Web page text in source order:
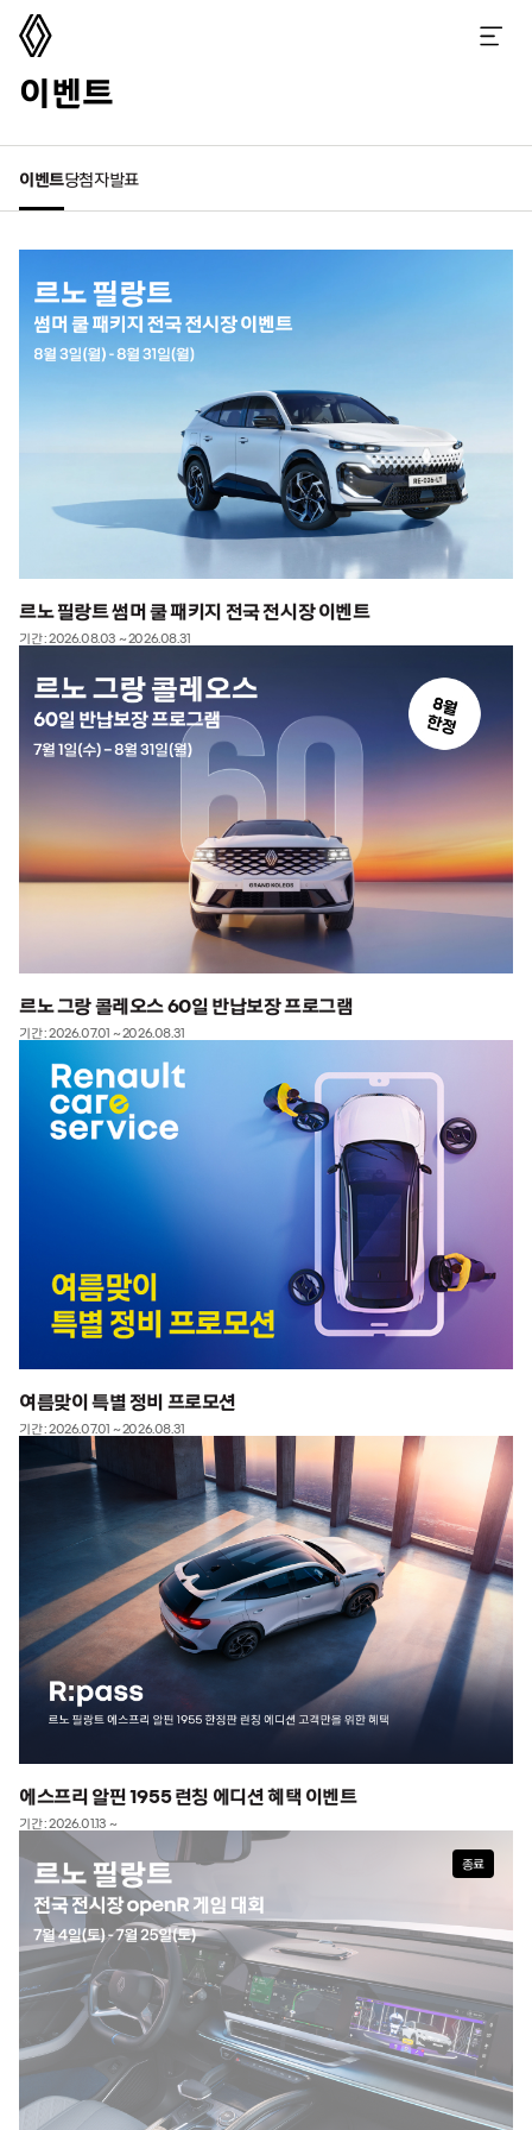
르노코리아 메뉴 열기
이벤트
이벤트당첨자발표
르노 필랑트 썸머 쿨 패키지 전국 전시장 이벤트
기간 : 2026.08.03 ~ 2026.08.31
르노 그랑 콜레오스 60일 반납보장 프로그램
기간 : 2026.07.01 ~ 2026.08.31
여름맞이 특별 정비 프로모션
기간 : 2026.07.01 ~ 2026.08.31
에스프리 알핀 1955 런칭 에디션 혜택 이벤트
기간 : 2026.01.13 ~
종료